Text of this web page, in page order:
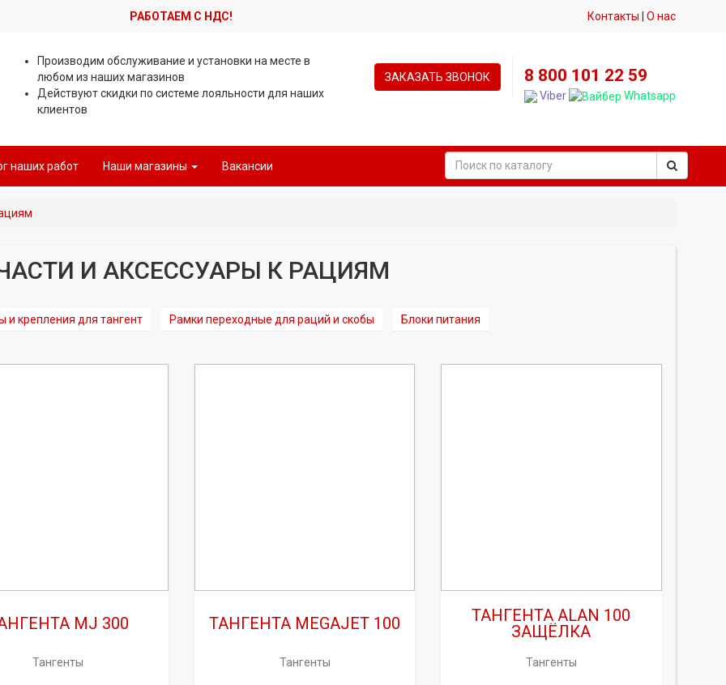
РАБОТАЕМ С НДС! Контакты О нас
Производим обслуживание и установки на месте в
любом из наших магазинов
Действуют скидки по системе лояльности для наших
клиентов
ЗАКАЗАТЬ ЗВОНОК 8 800 101 22 59
Viber Whatsapp
наших работ Наши магазины Вакансии
И АКСЕССУАРЫ К РАЦИЯМ
и крепления для тангент Рамки переходные для раций и скобы Блоки питания
MJ 300
Тангенты
ТАНГЕНТА MEGAJET 100
Тангенты
ТАНГЕНТА ALAN 100
ЗАЩЁЛКА
Тангенты